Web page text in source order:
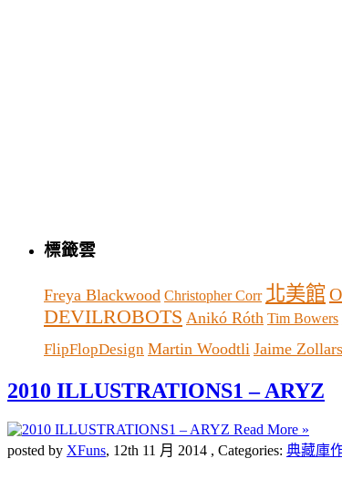
標籤雲
Freya Blackwood Christopher Corr 北美館
DEVILROBOTS Anikó Róth Tim Bowers
FlipFlopDesign Martin Woodtli Jaime Zollars
2010 ILLUSTRATIONS1 – ARYZ
Read More »
posted by XFuns, 12th 11 月 2014 , Categories: 典藏庫